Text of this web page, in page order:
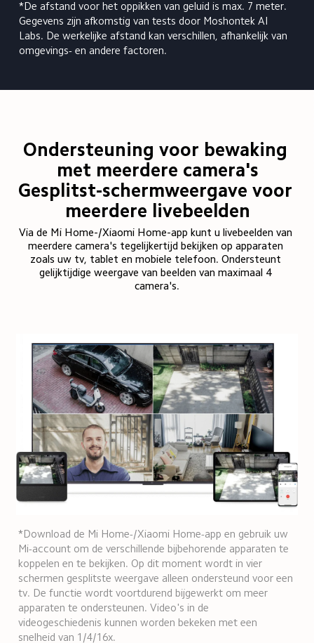
*De afstand voor het oppikken van geluid is max. 7 meter.
Gegevens zijn afkomstig van tests door Moshontek AI
Labs. De werkelijke afstand kan verschillen, afhankelijk van
omgevings- en andere factoren.
Ondersteuning voor bewaking
met meerdere camera's
Gesplitst-schermweergave voor
meerdere livebeelden
Via de Mi Home-/Xiaomi Home-app kunt u livebeelden van
meerdere camera's tegelijkertijd bekijken op apparaten
zoals uw tv, tablet en mobiele telefoon. Ondersteunt
gelijktijdige weergave van beelden van maximaal 4
camera's.
*Download de Mi Home-/Xiaomi Home-app en gebruik uw
Mi-account om de verschillende bijbehorende apparaten te
koppelen en te bekijken. Op dit moment wordt in vier
schermen gesplitste weergave alleen ondersteund voor een
tv. De functie wordt voortdurend bijgewerkt om meer
apparaten te ondersteunen. Video's in de
videogeschiedenis kunnen worden bekeken met een
snelheid van 1/4/16x.